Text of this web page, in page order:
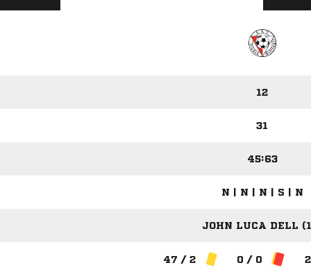
12
31
45:63
N | N | N | S | N
JOHN LUCA DELL
47 / 2 0 / 0